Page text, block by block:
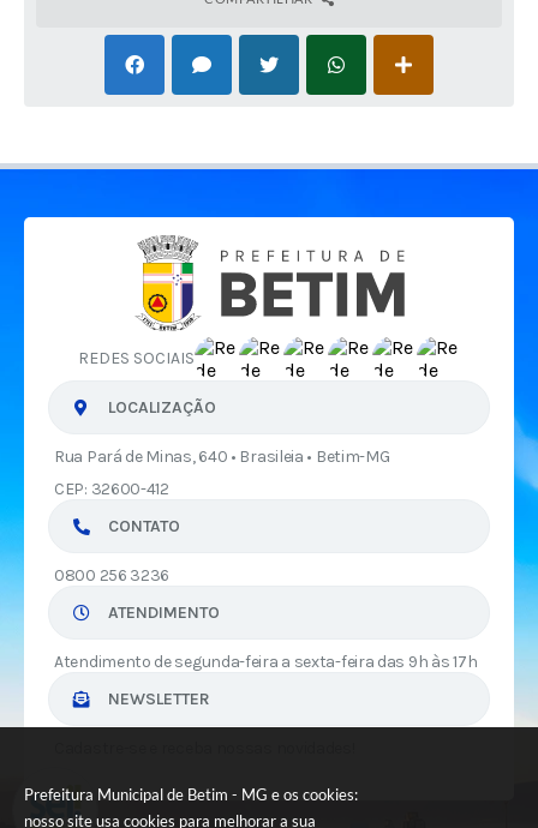
Prefeitura Municipal de Betim - MG e os cookies:
nosso site usa cookies para melhorar a sua
REDES SOCIAIS
LOCALIZAÇÃO
Rua Pará de Minas, 640 • Brasileia • Betim-MG
CEP: 32600-412
CONTATO
0800 256 3236
ATENDIMENTO
Atendimento de segunda-feira a sexta-feira das 9h às 17h
NEWSLETTER